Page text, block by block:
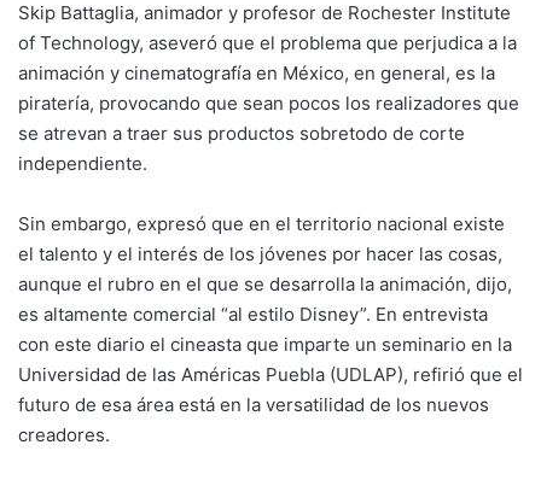
Skip Battaglia, animador y profesor de Rochester Institute
of Technology, aseveró que el problema que perjudica a la
animación y cinematografía en México, en general, es la
piratería, provocando que sean pocos los realizadores que
se atrevan a traer sus productos sobretodo de corte
independiente.
Sin embargo, expresó que en el territorio nacional existe
el talento y el interés de los jóvenes por hacer las cosas,
aunque el rubro en el que se desarrolla la animación, dijo,
es altamente comercial “al estilo Disney”. En entrevista
con este diario el cineasta que imparte un seminario en la
Universidad de las Américas Puebla (UDLAP), refirió que el
futuro de esa área está en la versatilidad de los nuevos
creadores.